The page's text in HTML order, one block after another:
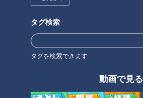
タグ検索
タグを検索できます
動画で見る